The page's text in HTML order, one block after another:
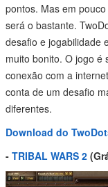
pontos. Mas em
será o bastante.
desafio e jogabilidade
muito bonito. O jogo é
conexão com a
conta de um desafio
diferentes.
Download do
- TRIBAL WARS 2